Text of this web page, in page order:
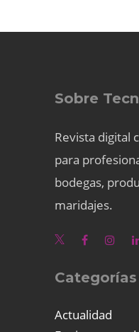
Sobre
Revista digital
para
bodegas,
maridajes.
Categorías
Actualidad